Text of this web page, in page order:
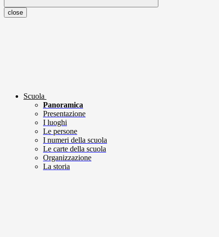
close
Scuola
Panoramica
Presentazione
I luoghi
Le persone
I numeri della scuola
Le carte della scuola
Organizzazione
La storia